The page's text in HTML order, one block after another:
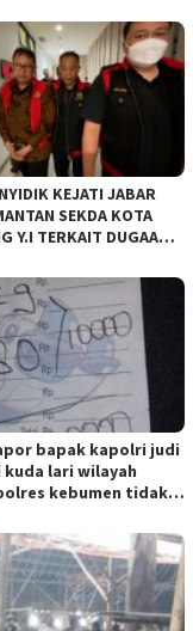
KEJATI JABAR
SEKDA KOTA
Y.I TERKAIT DUGAAN
bapak kapolri judi
lari wilayah
kebumen tidak